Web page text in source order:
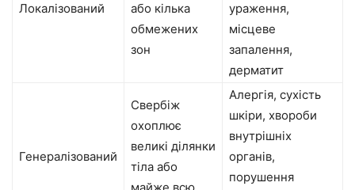
Локалізований
або кілька
обмежених
зон
ураження,
місцеве
запалення,
дерматит
Генералізований
Свербіж
охоплює
великі ділянки
тіла або
Алергія, сухість
шкіри, хвороби
внутрішніх
органів,
порушення